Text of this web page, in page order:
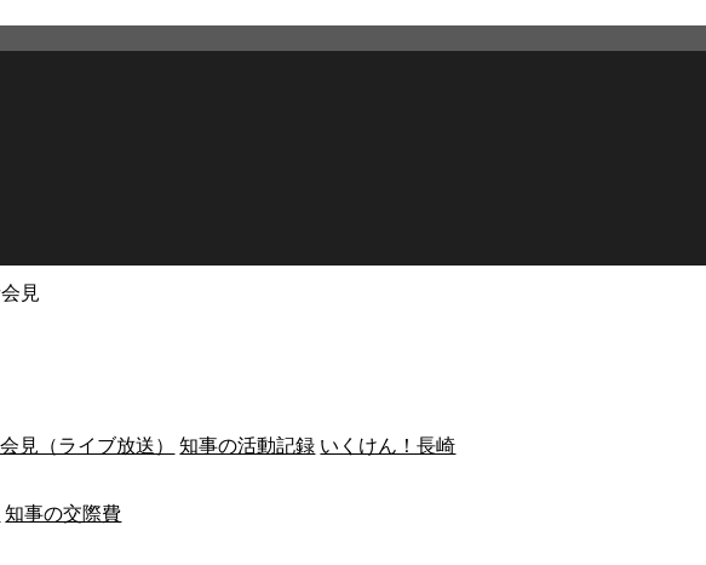
見
見（ライブ放送） 知事の活動記録 いくけん！長崎
知事の交際費